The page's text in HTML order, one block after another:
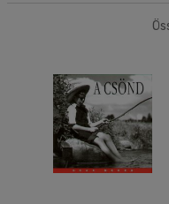
Gyermek(1)
3 - 6 év(1)
Ifjúsági(23)
14 - 18 év(5)